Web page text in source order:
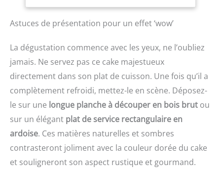
gâteau sur le bord d'un
bol, mélanger les
ingrédients, et plus Les
à la chaleur fonctionnent
bien pour gratter et
atteindre les bords et les
coins Manches en
plastique profilés et
solidement fixés dotés
d'un trou à l'extrémité
pour être suspendus
facilement Longueur de
la poignée : 16,5 cm.
pour un nettoyage
Astuces de présentation pour un effet ‘wow’
La dégustation commence avec les yeux, ne l’oubliez
jamais. Ne servez pas ce cake majestueux
directement dans son plat de cuisson. Une fois qu’il a
complètement refroidi, mettez-le en scène. Déposez-
le sur une longue planche à découper en bois brut ou
sur un élégant plat de service rectangulaire en
ardoise. Ces matières naturelles et sombres
contrasteront joliment avec la couleur dorée du cake
et souligneront son aspect rustique et gourmand.